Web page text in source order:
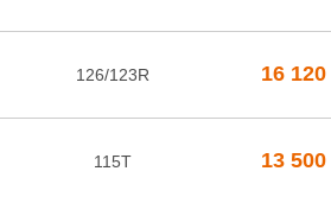
126/123R 16 120
115T 13 500